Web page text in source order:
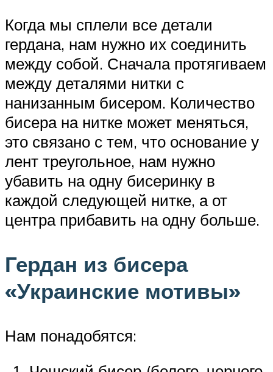
Когда мы сплели все детали
гердана, нам нужно их соединить
между собой. Сначала протягиваем
между деталями нитки с
нанизанным бисером. Количество
бисера на нитке может меняться,
это связано с тем, что основание у
лент треугольное, нам нужно
убавить на одну бисеринку в
каждой следующей нитке, а от
центра прибавить на одну больше.
Гердан из бисера
«Украинские мотивы»
Нам понадобятся: